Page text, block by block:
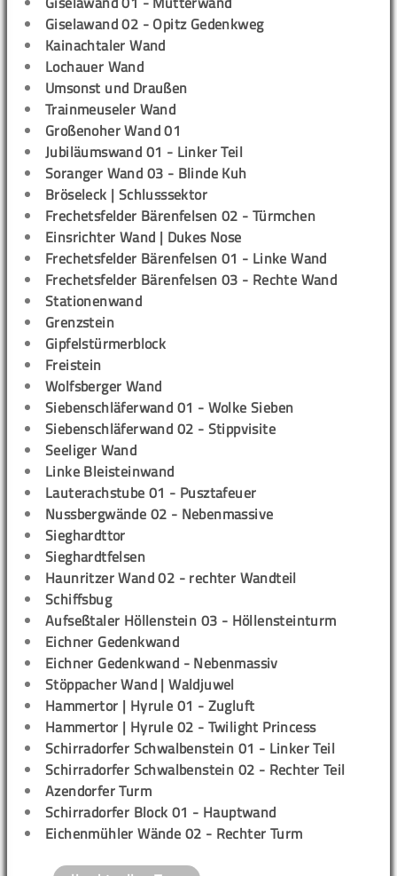
Giselawand 02 - Opitz Gedenkweg
Kainachtaler Wand
Lochauer Wand
Umsonst und Draußen
Trainmeuseler Wand
Großenoher Wand 01
Jubiläumswand 01 - Linker Teil
Soranger Wand 03 - Blinde Kuh
Bröseleck | Schlusssektor
Frechetsfelder Bärenfelsen 02 - Türmchen
Einsrichter Wand | Dukes Nose
Frechetsfelder Bärenfelsen 01 - Linke Wand
Frechetsfelder Bärenfelsen 03 - Rechte Wand
Stationenwand
Grenzstein
Gipfelstürmerblock
Freistein
Wolfsberger Wand
Siebenschläferwand 01 - Wolke Sieben
Siebenschläferwand 02 - Stippvisite
Seeliger Wand
Linke Bleisteinwand
Lauterachstube 01 - Pusztafeuer
Nussbergwände 02 - Nebenmassive
Sieghardttor
Sieghardtfelsen
Haunritzer Wand 02 - rechter Wandteil
Schiffsbug
Aufseßtaler Höllenstein 03 - Höllensteinturm
Eichner Gedenkwand
Eichner Gedenkwand - Nebenmassiv
Stöppacher Wand | Waldjuwel
Hammertor | Hyrule 01 - Zugluft
Hammertor | Hyrule 02 - Twilight Princess
Schirradorfer Schwalbenstein 01 - Linker Teil
Schirradorfer Schwalbenstein 02 - Rechter Teil
Azendorfer Turm
Schirradorfer Block 01 - Hauptwand
Eichenmühler Wände 02 - Rechter Turm